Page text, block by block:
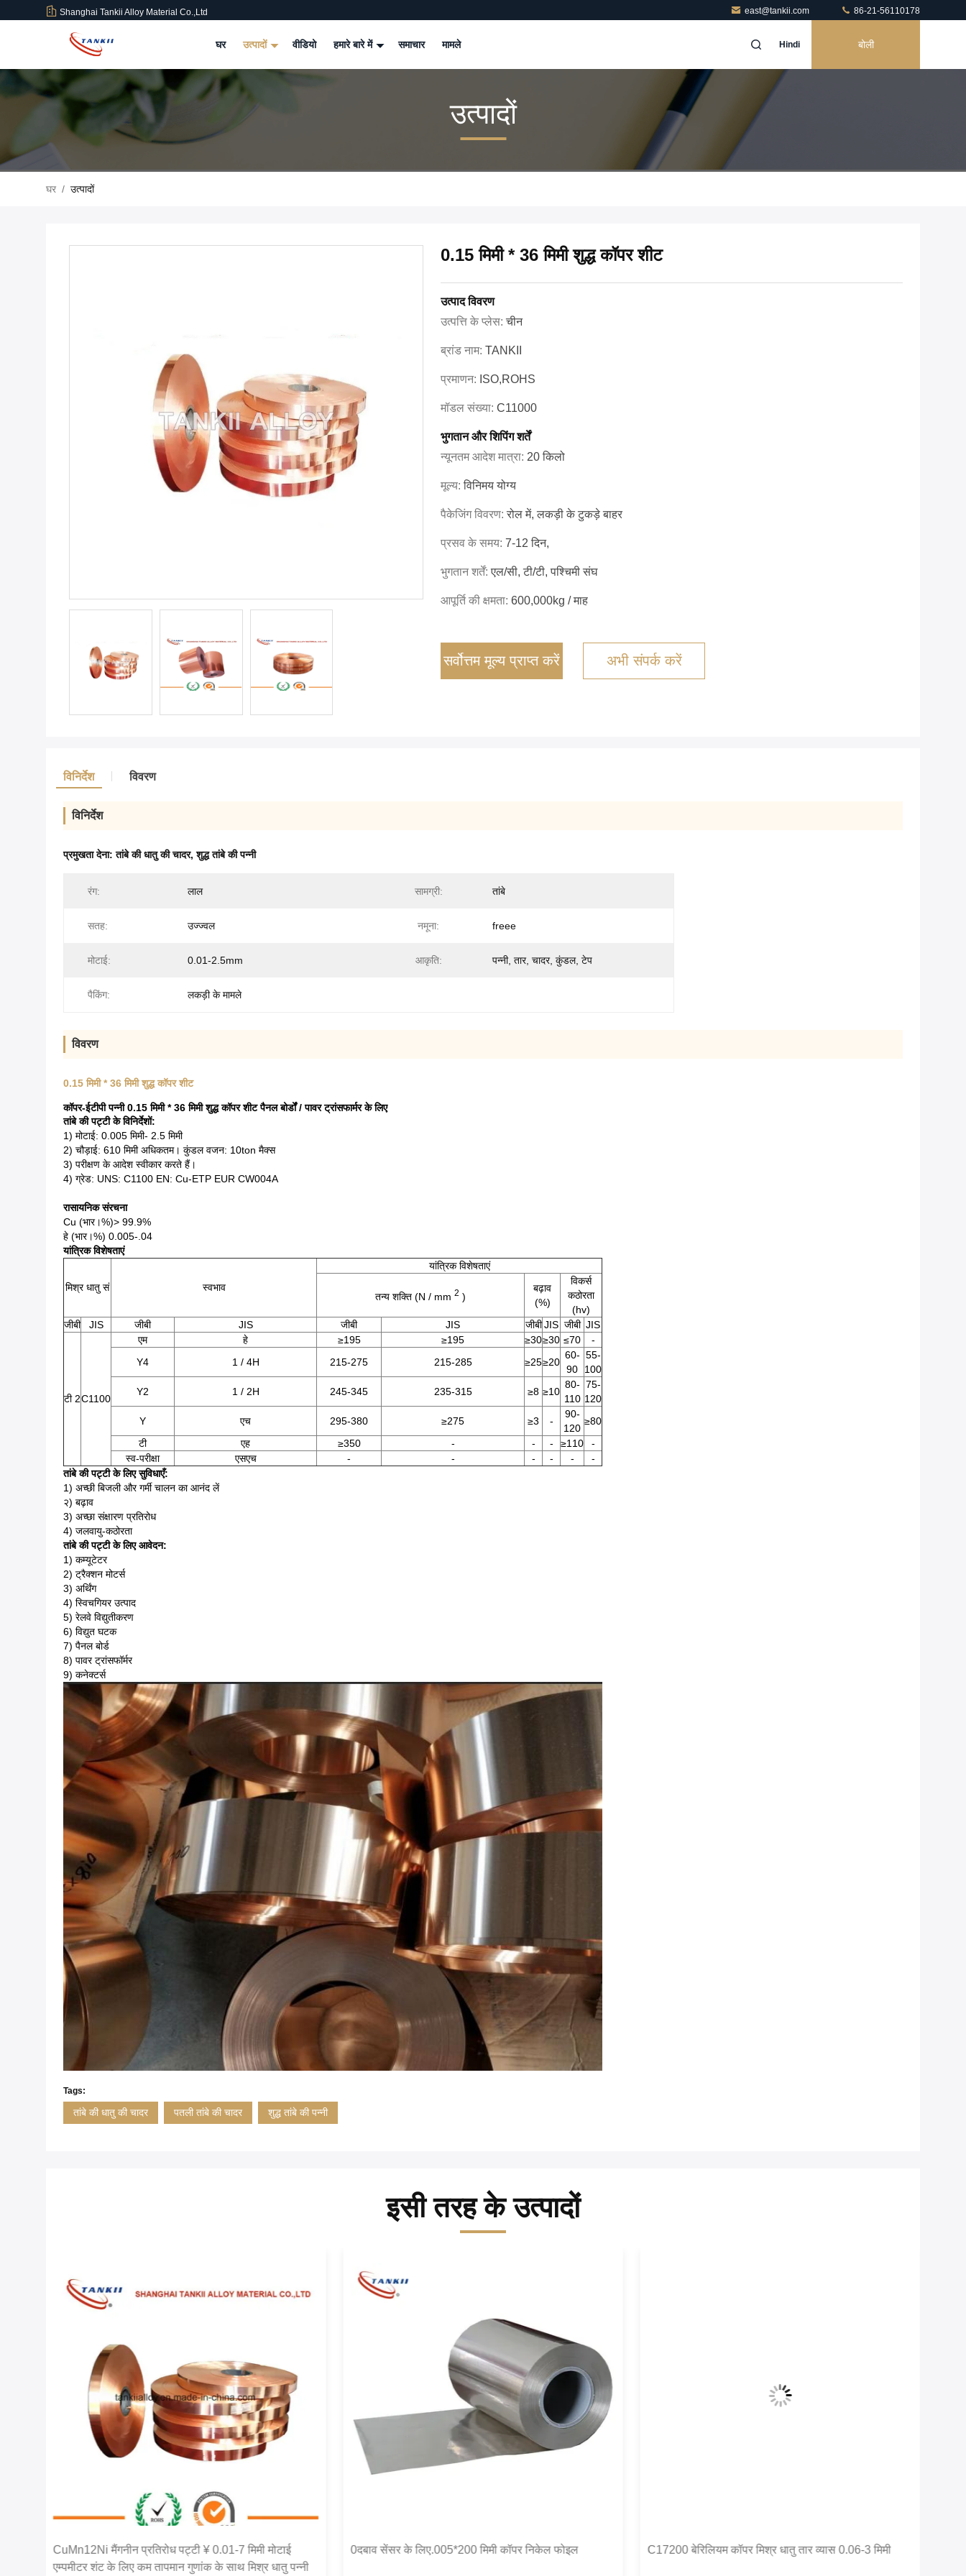
Shanghai Tankii Alloy Material Co.,Ltd east@tankii.com 86-21-56110178
घर उत्पादों वीडियो हमारे बारे में समाचार मामले Hindi बोली
उत्पादों
घर / उत्पादों
0.15 मिमी * 36 मिमी शुद्ध कॉपर शीट
उत्पाद विवरण
उत्पत्ति के प्लेस:चीन
ब्रांड नाम: TANKII
प्रमाणन: ISO,ROHS
मॉडल संख्या: C11000
भुगतान और शिपिंग शर्तें
न्यूनतम आदेश मात्रा: 20 किलो
मूल्य:विनिमय योग्य
पैकेजिंग विवरण:रोल में, लकड़ी के टुकड़े बाहर
प्रसव के समय: 7-12 दिन,
भुगतान शर्तें:एल/सी, टी/टी, पश्चिमी संघ
आपूर्ति की क्षमता: 600,000kg / माह
सर्वोत्तम मूल्य प्राप्त करें अभी संपर्क करें
विनिर्देश विवरण
विनिर्देश
प्रमुखता देना:तांबे की धातु की चादर,शुद्ध तांबे की पन्नी
रंग: लाल सामग्री: तांबे
सतह: उज्ज्वल नमूना: freee
मोटाई: 0.01-2.5mm आकृति: पन्नी, तार, चादर, कुंडल, टेप
पैकिंग: लकड़ी के मामले
विवरण
0.15 मिमी * 36 मिमी शुद्ध कॉपर शीट
कॉपर-ईटीपी पन्नी 0.15 मिमी * 36 मिमी शुद्ध कॉपर शीट पैनल बोर्डों / पावर ट्रांसफार्मर के लिए
तांबे की पट्टी के विनिर्देशों:
1) मोटाई: 0.005 मिमी- 2.5 मिमी
2) चौड़ाई: 610 मिमी अधिकतम। कुंडल वजन: 10ton मैक्स
3) परीक्षण के आदेश स्वीकार करते हैं।
4) ग्रेड: UNS: C1100 EN: Cu-ETP EUR CW004A
रासायनिक संरचना
Cu (भार।%)> 99.9%
हे (भार।%) 0.005-.04
यांत्रिक विशेषताएं
मिश्र धातु सं स्वभाव
यांत्रिक विशेषताएं
तन्य शक्ति (N / mm 2 )
बढ़ाव
(%)
विकर्स
कठोरता
(hv)
जीबी
JIS जीबी JIS जीबी JIS जीबी JIS जीबी JIS
टी 2C1100
एम हे ≥195 ≥195 ≥30≥30 ≤70
-
Y4
1 / 4H 215-275 215-285 ≥25≥20
60-
90
55-
100
Y2
1 / 2H 245-345 235-315 ≥8 ≥10
80-
110
75-
120
Y
एच 295-380 ≥275 ≥3 -
90-
120
≥80
टी
एह ≥350 - - - ≥110
-
स्व-परीक्षा
एसएच - - - - -
-
तांबे की पट्टी के लिए सुविधाएँ:
1) अच्छी बिजली और गर्मी चालन का आनंद लें
२) बढ़ाव
3) अच्छा संक्षारण प्रतिरोध
4) जलवायु-कठोरता
तांबे की पट्टी के लिए आवेदन:
1) कम्यूटेटर
2) ट्रैक्शन मोटर्स
3) अर्थिंग
4) स्विचगियर उत्पाद
5) रेलवे विद्युतीकरण
6) विद्युत घटक
7) पैनल बोर्ड
8) पावर ट्रांसफॉर्मर
9) कनेक्टर्स
Tags:
तांबे की धातु की चादर पतली तांबे की चादर शुद्ध तांबे की पन्नी
इसी तरह के उत्पादों
CuMn12Ni मैंगनीन प्रतिरोध पट्टी ¥ 0.01-7 मिमी मोटाई
एम्पमीटर शंट के लिए कम तापमान गुणांक के साथ मिश्र धातु पन्नी
0दबाव सेंसर के लिए.005*200 मिमी कॉपर निकेल फोइल C17200 बेरिलियम कॉपर मिश्र धातु तार व्यास 0.06-3 मिमी